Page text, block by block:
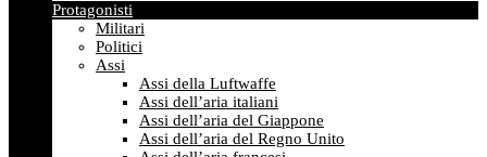
Protagonisti
Militari
Politici
Assi
Assi della Luftwaffe
Assi dell’aria italiani
Assi dell’aria del Giappone
Assi dell’aria del Regno Unito